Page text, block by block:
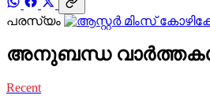
പരസ്യം
അനുബന്ധ
Recent